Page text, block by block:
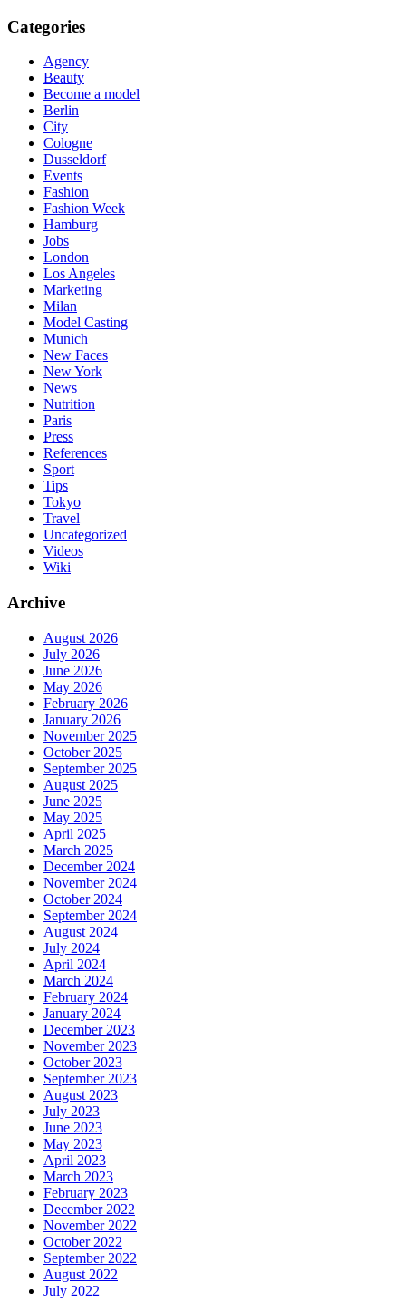
Categories
Agency
Beauty
Become a model
Berlin
City
Cologne
Dusseldorf
Events
Fashion
Fashion Week
Hamburg
Jobs
London
Los Angeles
Marketing
Milan
Model Casting
Munich
New Faces
New York
News
Nutrition
Paris
Press
References
Sport
Tips
Tokyo
Travel
Uncategorized
Videos
Wiki
Archive
August 2026
July 2026
June 2026
May 2026
February 2026
January 2026
November 2025
October 2025
September 2025
August 2025
June 2025
May 2025
April 2025
March 2025
December 2024
November 2024
October 2024
September 2024
August 2024
July 2024
April 2024
March 2024
February 2024
January 2024
December 2023
November 2023
October 2023
September 2023
August 2023
July 2023
June 2023
May 2023
April 2023
March 2023
February 2023
December 2022
November 2022
October 2022
September 2022
August 2022
July 2022